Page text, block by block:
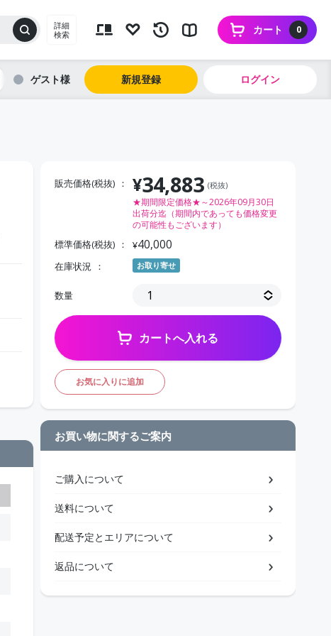
詳細
検索
0
カート
ゲスト 新規登録 ログイン
販売価格(税抜) ¥34,883 (税抜)
★期間限定価格★～2026年09月30日
出荷分迄（期間内であっても価格変更
の可能性もございます）
標準価格(税抜) ¥40,000
在庫状況 お取り寄せ
数量
カートへ入れる
お気に入りに追加
お買い物に関するご案内
ご購入について
送料について
配送予定とエリアについて
返品について